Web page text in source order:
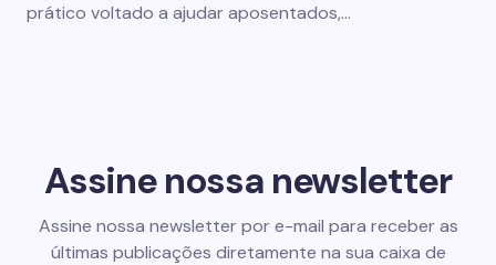
prático voltado a ajudar aposentados,…
Assine nossa newsletter
Assine nossa newsletter por e-mail para receber as
últimas publicações diretamente na sua caixa de